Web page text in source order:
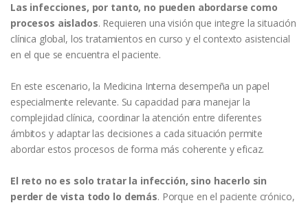
Las infecciones, por tanto, no pueden abordarse como
procesos aislados. Requieren una visión que integre la situación
clínica global, los tratamientos en curso y el contexto asistencial
en el que se encuentra el paciente.
En este escenario, la Medicina Interna desempeña un papel
especialmente relevante. Su capacidad para manejar la
complejidad clínica, coordinar la atención entre diferentes
ámbitos y adaptar las decisiones a cada situación permite
abordar estos procesos de forma más coherente y eficaz.
El reto no es solo tratar la infección, sino hacerlo sin
perder de vista todo lo demás. Porque en el paciente crónico,